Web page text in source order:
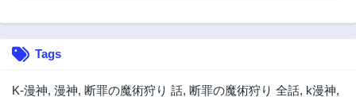
Tags
K-漫神, 漫神, 断罪の魔術狩り 話, 断罪の魔術狩り 全話, k漫神,